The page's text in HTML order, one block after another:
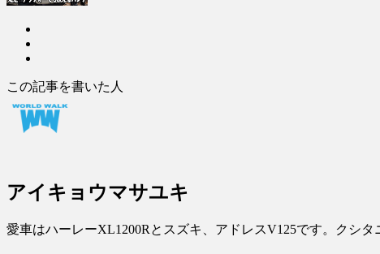
この記事を書いた人
アイキョウマサユキ
愛車はハーレーXL1200Rとスズキ、アドレスV125です。クシ